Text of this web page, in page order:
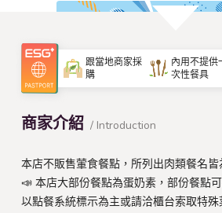
團體特約折扣優惠
查看本店特約名
跟當地商家採
購
內用不提供
次性餐具
商家介紹 / Introduction
本店不販售葷食餐點，所列出肉類餐名
📣 本店大部份餐點為蛋奶素，部份餐點
以點餐系統標示為主或請洽櫃台索取特殊